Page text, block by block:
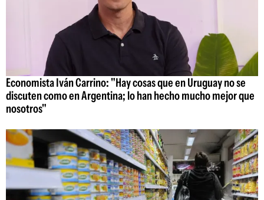
Economista Iván Carrino: "Hay cosas que en Uruguay no se
discuten como en Argentina; lo han hecho mucho mejor que
nosotros"